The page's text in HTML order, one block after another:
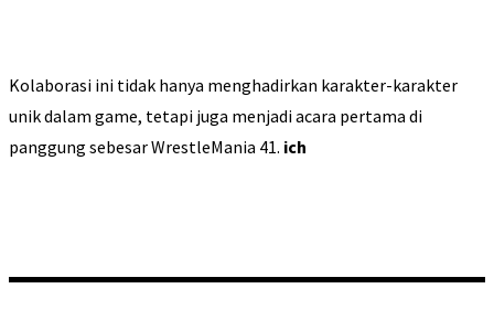
Kolaborasi ini tidak hanya menghadirkan karakter-karakter
unik dalam game, tetapi juga menjadi acara pertama di
panggung sebesar WrestleMania 41. ich